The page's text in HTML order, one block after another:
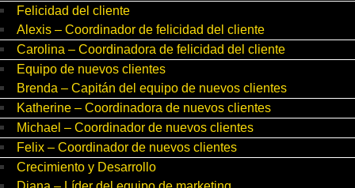
Felicidad del cliente
Alexis – Coordinador de felicidad del cliente
Carolina – Coordinadora de felicidad del cliente
Equipo de nuevos clientes
Brenda – Capitán del equipo de nuevos clientes
Katherine – Coordinadora de nuevos clientes
Michael – Coordinador de nuevos clientes
Felix – Coordinador de nuevos clientes
Crecimiento y Desarrollo